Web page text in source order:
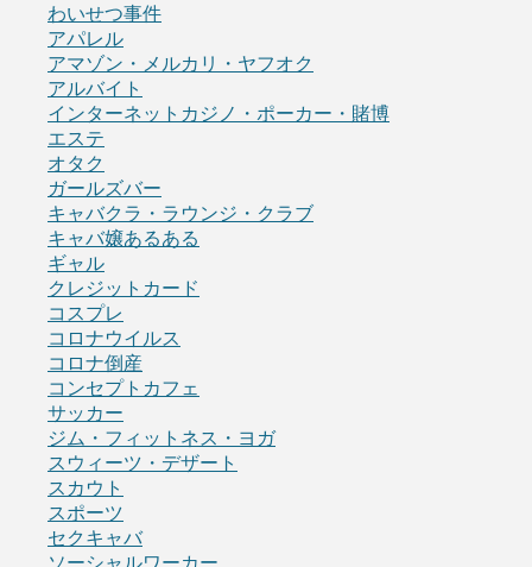
わいせつ事件
アパレル
アマゾン・メルカリ・ヤフオク
アルバイト
インターネットカジノ・ポーカー・賭博
エステ
オタク
ガールズバー
キャバクラ・ラウンジ・クラブ
キャバ嬢あるある
ギャル
クレジットカード
コスプレ
コロナウイルス
コロナ倒産
コンセプトカフェ
サッカー
ジム・フィットネス・ヨガ
スウィーツ・デザート
スカウト
スポーツ
セクキャバ
ソーシャルワーカー